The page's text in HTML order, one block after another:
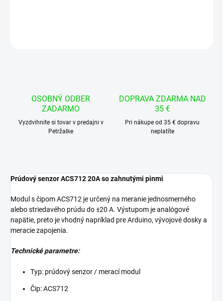
OSOBNÝ ODBER
ZADARMO
Vyzdvihnite si tovar v predajni v
Petržalke
DOPRAVA ZDARMA NAD
35 €
Pri nákupe od 35 € dopravu
neplatíte
Prúdový senzor ACS712 20A so zahnutými pinmi
Modul s čipom ACS712 je určený na meranie jednosmerného
alebo striedavého prúdu do ±20 A. Výstupom je analógové
napätie, preto je vhodný napríklad pre Arduino, vývojové dosky a
meracie zapojenia.
Technické parametre:
Typ: prúdový senzor / merací modul
Čip: ACS712